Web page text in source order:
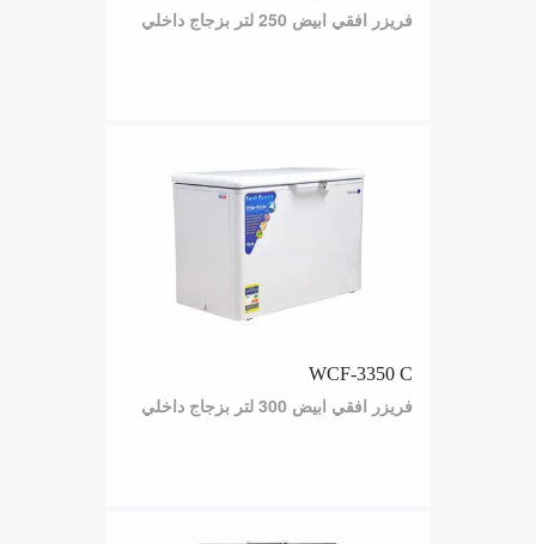
فريزر افقي ابيض 250 لتر بزجاج داخلي
WCF-3350 C
فريزر افقي ابيض 300 لتر بزجاج داخلي